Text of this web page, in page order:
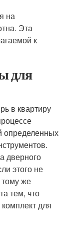
на
Эта
к
для
в квартиру
определенных
дверного
этого не
тому же
тем, что
для